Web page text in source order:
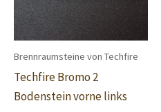
Brennraumsteine von Techfire
Techfire Bromo 2
Bodenstein vorne links